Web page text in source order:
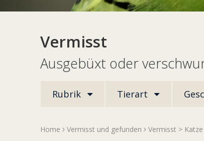
Vermisst
Ausgebüxt oder
Rubrik Tierart
Home Vermisst und gefunden Vermisst > Katze